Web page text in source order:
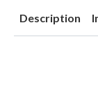
Description